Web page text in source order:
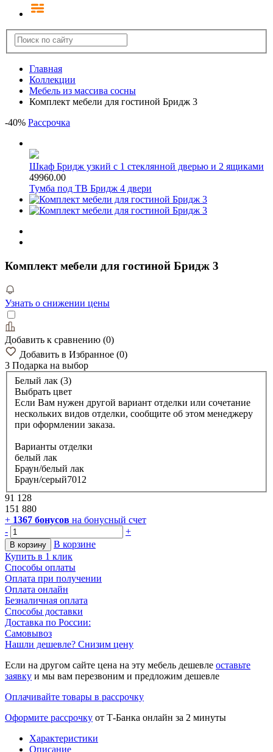
Главная
Коллекции
Мебель из массива сосны
Комплект мебели для гостиной Бридж 3
-40% Рассрочка
Шкаф Бридж узкий с 1 стеклянной дверью и 2 ящиками
49960.00
Тумба под ТВ Бридж 4 двери
Комплект мебели для гостиной Бридж 3
Узнать о снижении цены
Добавить к сравнению (0)
Добавить в Избранное (0)
3 Подарка на выбор
Белый лак (3)
Выбрать цвет
Если Вам нужен другой вариант отделки или сочетание
нескольких видов отделки, сообщите об этом менеджеру
при оформлении заказа.
Варианты отделки
белый лак
Браун/белый лак
Браун/серый7012
91 128
151 880
+ 1367 бонусов на бонусный счет
-
+
В корзину
В корзине
Купить в 1 клик
Способы оплаты
Оплата при получении
Оплата онлайн
Безналичная оплата
Способы доставки
Доставка по России:
Самовывоз
Нашли дешевле? Снизим цену
Если на другом сайте цена на эту мебель дешевле оставьте
заявку и мы вам перезвоним и предложим дешевле
Оплачивайте товары в рассрочку
Оформите рассрочку от Т-Банка онлайн за 2 минуты
Характеристики
Описание